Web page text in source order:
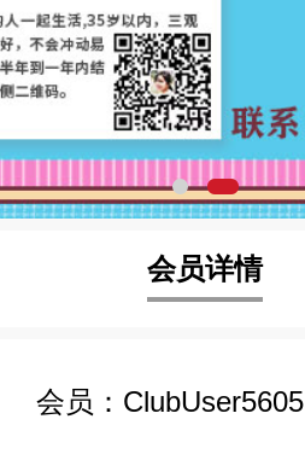
会员详情
会员： ClubUser5605